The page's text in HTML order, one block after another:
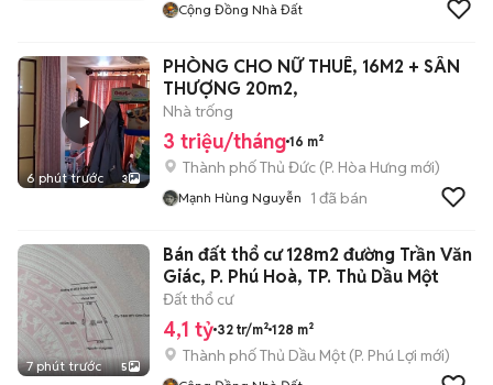
Cộng Đồng Nhà Đất
6 phút trước 3
PHÒNG CHO NỮ THUÊ, 16M2 + SÂN
THƯỢNG 20m2,
Nhà trống
3 triệu/tháng 16 m²
Thành phố Thủ Đức (P. Hòa Hưng mới)
Mạnh Hùng Nguyễn 1 đã bán
7 phút trước 5
Bán đất thổ cư 128m2 đường Trần Văn
Giác, P. Phú Hoà, TP. Thủ Dầu Một
Đất thổ cư
4,1 tỷ 32 tr/m² 128 m²
Thành phố Thủ Dầu Một (P. Phú Lợi mới)